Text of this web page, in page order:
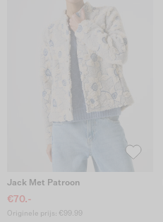
Jack Met Patroon
€70.-
Originele prijs: €99.99